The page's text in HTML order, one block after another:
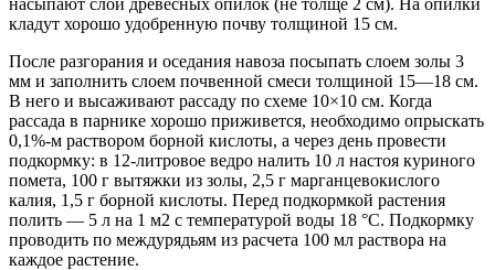
кладут хорошо удобренную почву толщиной 15 см.
После разгорания и оседания навоза посыпать слоем золы 3
мм и заполнить слоем почвенной смеси толщиной 15—18 см.
В него и высаживают рассаду по схеме 10×10 см. Когда
рассада в парнике хорошо приживется, необходимо опрыскать
0,1%-м раствором борной кислоты, а через день провести
подкормку: в 12-литровое ведро налить 10 л настоя куриного
помета, 100 г вытяжки из золы, 2,5 г марганцевокислого
калия, 1,5 г борной кислоты. Перед подкормкой растения
полить — 5 л на 1 м2 с температурой воды 18 °С. Подкормку
проводить по междурядьям из расчета 100 мл раствора на
каждое растение.